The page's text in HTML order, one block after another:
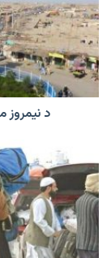
له
زرنج
څخه
غورغوري
ته
انتقالېږي
د نیمروز
ملتونو
تازه
راغلو
کډوالو
ته
د